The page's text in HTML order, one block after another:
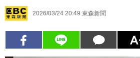
2026/03/24 20:49 東森新聞